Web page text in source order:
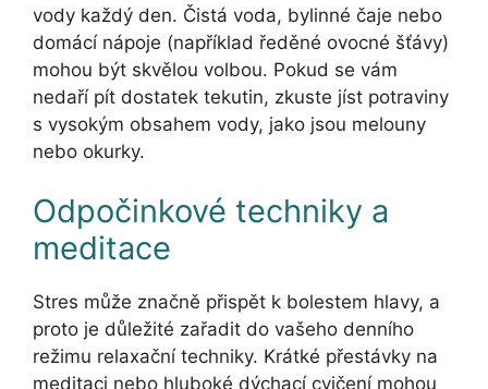
vody každý den. Čistá voda, bylinné čaje nebo
domácí nápoje (například ředěné ovocné šťávy)
mohou být skvělou volbou. Pokud se vám
nedaří pít dostatek tekutin, zkuste jíst potraviny
s vysokým obsahem vody, jako jsou melouny
nebo okurky.
Odpočinkové techniky a
meditace
Stres může značně přispět k bolestem hlavy, a
proto je důležité zařadit do vašeho denního
režimu relaxační techniky. Krátké přestávky na
meditaci nebo hluboké dýchací cvičení mohou